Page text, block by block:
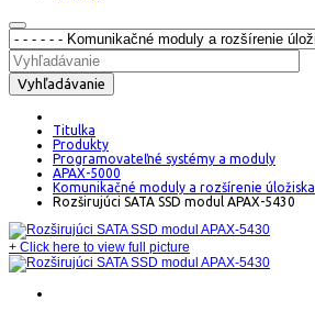
Vyhľadávanie
Titulka
Produkty
Programovateľné systémy a moduly
APAX-5000
Komunikačné moduly a rozšírenie úložiska
Rozširujúci SATA SSD modul APAX-5430
+ Click here to view full picture